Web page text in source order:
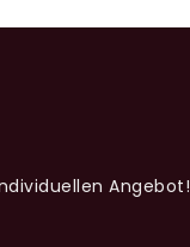
Angebot!